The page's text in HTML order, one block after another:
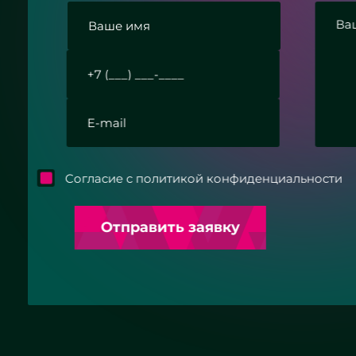
Согласие с политикой
Отправить заявку